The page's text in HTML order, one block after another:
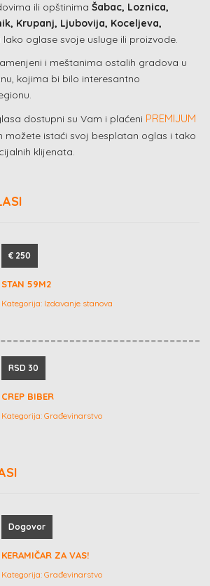
ili opštinima Šabac, Loznica,
Krupanj, Ljubovija, Koceljeva,
lako oglase svoje usluge ili proizvode.
i meštanima ostalih gradova u
kojima bi bilo interesantno
dostupni su Vam i plaćeni PREMIJUM
možete istaći svoj besplatan oglas i tako
klijenata.
€ 250
STAN 59M2
Kategorija: Izdavanje stanova
RSD 30
CREP BIBER
Kategorija: Građevinarstvo
Dogovor
KERAMIČAR ZA VAS!
Kategorija: Građevinarstvo